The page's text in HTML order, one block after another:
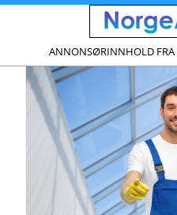
ANNONSØRINNHOLD FRA